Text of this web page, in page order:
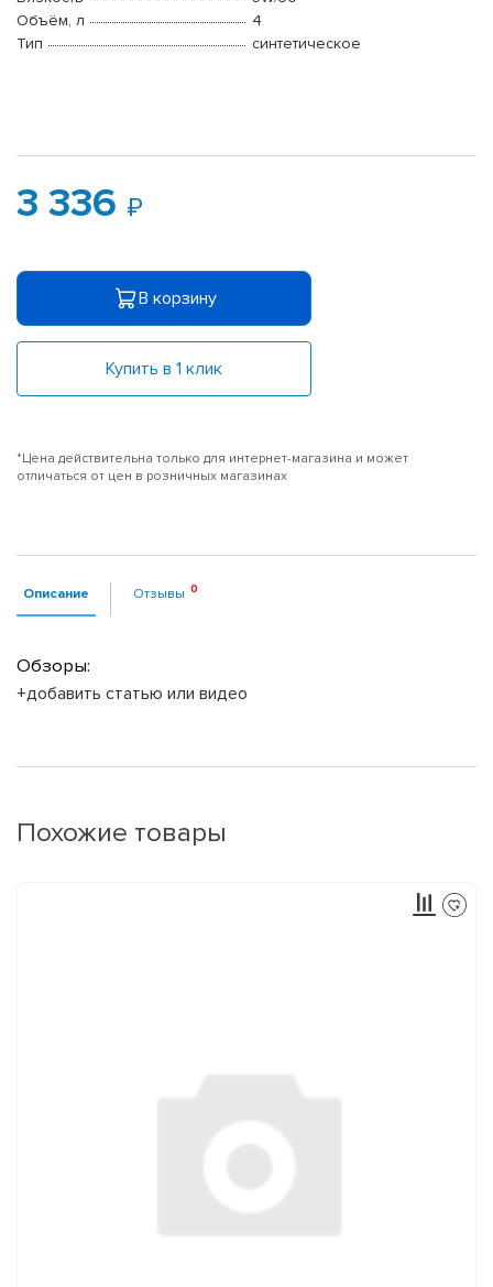
Объём, л
4
Тип
синтетическое
3 336
В корзину
Купить в 1 клик
*Цена действительна только для интернет-магазина и может
отличаться от цен в розничных магазинах
Описание Отзывы
Обзоры:
+добавить статью или видео
Похожие товары